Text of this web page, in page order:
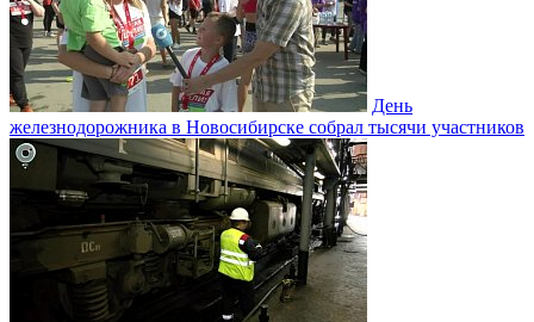
День
железнодорожника в Новосибирске собрал тысячи участников